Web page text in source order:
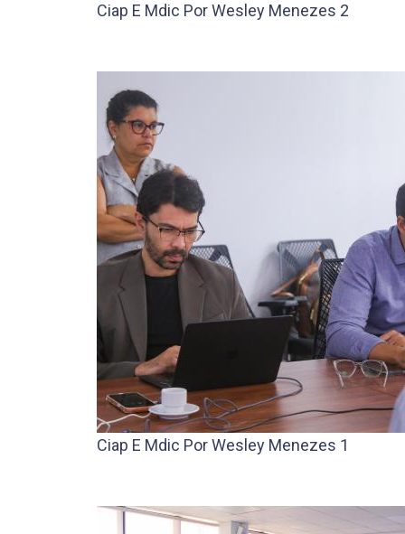
Ciap E Mdic Por Wesley Menezes 2
Ciap E Mdic Por Wesley Menezes 1